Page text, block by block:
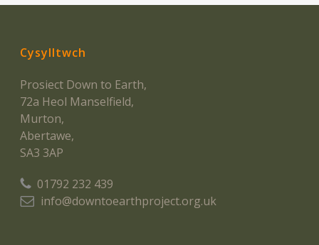
Cysylltwch
Prosiect Down to Earth,
72a Heol Manselfield,
Murton,
Abertawe,
SA3 3AP
01792 232 439
info@downtoearthproject.org.uk